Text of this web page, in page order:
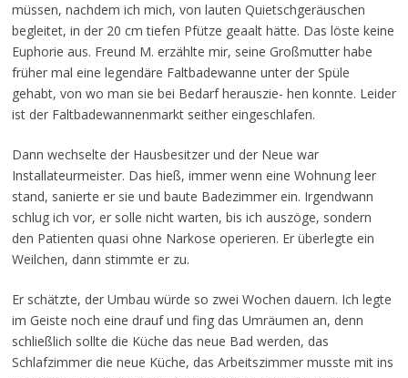
müssen, nachdem ich mich, von lauten Quietschgeräuschen
begleitet, in der 20 cm tiefen Pfütze geaalt hätte. Das löste keine
Euphorie aus. Freund M. erzählte mir, seine Großmutter habe
früher mal eine legendäre Faltbadewanne unter der Spüle
gehabt, von wo man sie bei Bedarf herauszie- hen konnte. Leider
ist der Faltbadewannenmarkt seither eingeschlafen.
Dann wechselte der Hausbesitzer und der Neue war
Installateurmeister. Das hieß, immer wenn eine Wohnung leer
stand, sanierte er sie und baute Badezimmer ein. Irgendwann
schlug ich vor, er solle nicht warten, bis ich auszöge, sondern
den Patienten quasi ohne Narkose operieren. Er überlegte ein
Weilchen, dann stimmte er zu.
Er schätzte, der Umbau würde so zwei Wochen dauern. Ich legte
im Geiste noch eine drauf und fing das Umräumen an, denn
schließlich sollte die Küche das neue Bad werden, das
Schlafzimmer die neue Küche, das Arbeitszimmer musste mit ins